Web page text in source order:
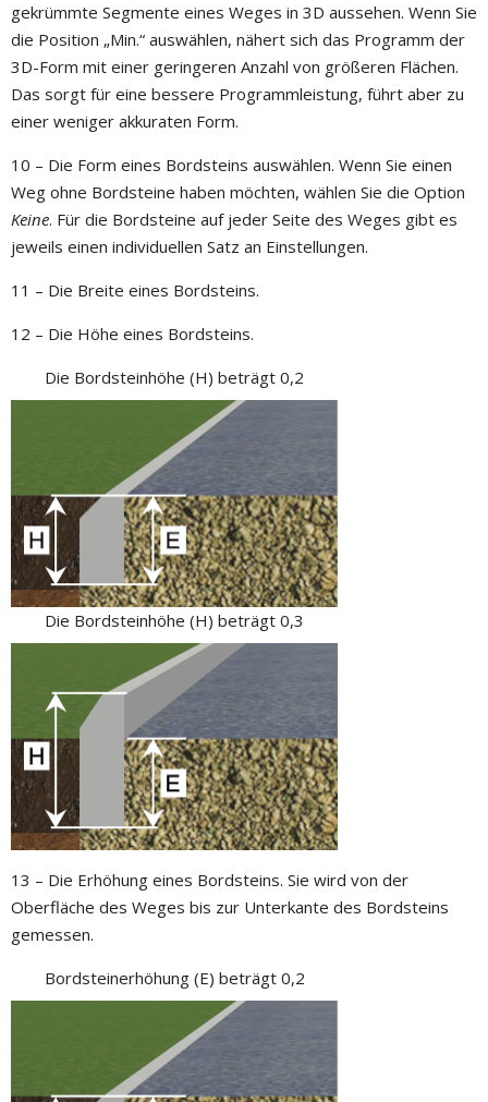
gekrümmte Segmente eines Weges in 3D aussehen. Wenn Sie
die Position „Min.“ auswählen, nähert sich das Programm der
3D-Form mit einer geringeren Anzahl von größeren Flächen.
Das sorgt für eine bessere Programmleistung, führt aber zu
einer weniger akkuraten Form.
10 – Die Form eines Bordsteins auswählen. Wenn Sie einen
Weg ohne Bordsteine haben möchten, wählen Sie die Option
Keine. Für die Bordsteine auf jeder Seite des Weges gibt es
jeweils einen individuellen Satz an Einstellungen.
11 – Die Breite eines Bordsteins.
12 – Die Höhe eines Bordsteins.
Die Bordsteinhöhe (H) beträgt 0,2
Die Bordsteinhöhe (H) beträgt 0,3
13 – Die Erhöhung eines Bordsteins. Sie wird von der
Oberfläche des Weges bis zur Unterkante des Bordsteins
gemessen.
Bordsteinerhöhung (E) beträgt 0,2